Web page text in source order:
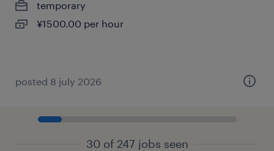
temporary
¥1500.00 per hour
posted 8 july 2026
30 of 247 jobs seen